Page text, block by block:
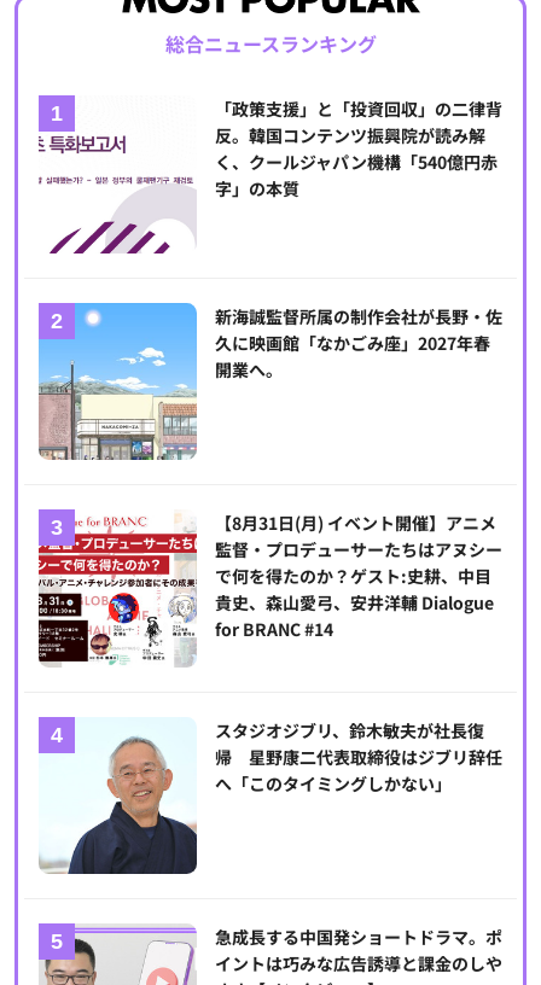
総合ニュースランキング
「政策支援」と「投資回収」の二律背
反。韓国コンテンツ振興院が読み解
く、クールジャパン機構「540億円赤
字」の本質
新海誠監督所属の制作会社が長野・佐
久に映画館「なかごみ座」2027年春
開業へ。
【8月31日(月) イベント開催】アニメ
監督・プロデューサーたちはアヌシー
で何を得たのか？ゲスト:史耕、中目
貴史、森山愛弓、安井洋輔 Dialogue
for BRANC #14
スタジオジブリ、鈴木敏夫が社長復
帰 星野康二代表取締役はジブリ辞任
へ「このタイミングしかない」
急成長する中国発ショートドラマ。ポ
イントは巧みな広告誘導と課金のしや